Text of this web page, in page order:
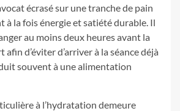
écrasé sur une tranche de pain
à la fois énergie et satiété durable. Il
au moins deux heures avant la
afin d’éviter d’arriver à la séance déjà
souvent à une alimentation
à l’hydratation demeure